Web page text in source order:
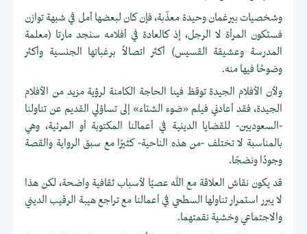
وشخصيات بيرغمان وحيدة معذّبة، فإن كان لبعضها أمل في شبهة توازن
فستكون المرأة لا الرجل، إذ كالعادة في أفلامه سنجد مارتا (معلمة
المدرسة وعشيقة القسيس) أكثر اتصالاً برغباتها الجنسية وأكثر
وضوحًا فيها منه.
ولأن الأفلام الجيدة توقظ فينا الحاجة الكامنة لرؤية مزيد من الأفلام
الجيدة، فقد أعادني فيلم «ضوء الشتاء» إلى تساؤلي القديم عن تناولنا
-السعوديين- للقضايا الدينية في أعمالنا المكتوبة أو المرئية، وهي
بالمناسبة لا تختلف -من هذه الناحية- كثيرًا مع سبق الرواية والقصة
وجودًا ونضجًا.
قد يكون نقاش العلاقة مع الله عصيًا لأسباب ثقافية واضحة، لكن هذا
لا يبرر استمرار تناولها السطحي في أعمالنا مع تراجع هيبة الرقيب الديني
والاجتماعي وخشية نقمتهما.